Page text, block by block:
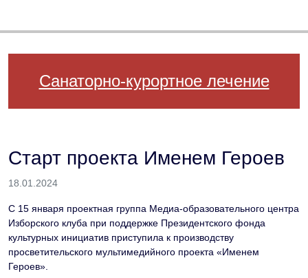
Санаторно-курортное лечение
Старт проекта Именем Героев
18.01.2024
С 15 января проектная группа Медиа-образовательного центра
Изборского клуба при поддержке Президентского фонда
культурных инициатив приступила к производству
просветительского мультимедийного проекта «Именем
Героев».